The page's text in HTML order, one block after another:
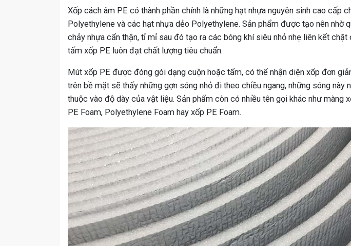
Xốp cách âm PE có thành phần chính là những hạt nhựa nguyên sinh cao cấp
Polyethylene và các hạt nhựa dẻo Polyethylene. Sản phẩm được tạo nên nhờ
chảy nhựa cẩn thận, tỉ mỉ sau đó tạo ra các bóng khí siêu nhỏ nhẹ liên kết chặt
tấm xốp PE luôn đạt chất lượng tiêu chuẩn.
Mút xốp PE được đóng gói dạng cuộn hoặc tấm, có thể nhận diện xốp đơn
trên bề mặt sẽ thấy những gợn sóng nhỏ đi theo chiều ngang, những sóng này
thuộc vào độ dày của vật liệu. Sản phẩm còn có nhiều tên gọi khác như màng
PE Foam, Polyethylene Foam hay xốp PE Foam.